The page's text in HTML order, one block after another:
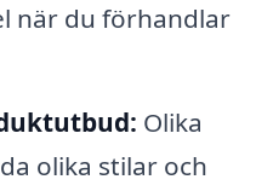
när du förhandlar
Olika
olika stilar och